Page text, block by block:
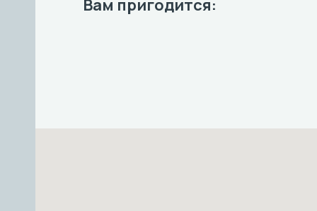
Вам пригодится: